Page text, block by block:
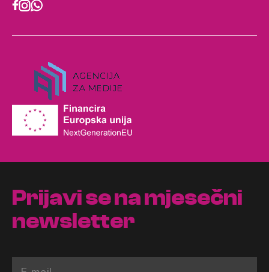
Prijavi se na mjesečni
newsletter